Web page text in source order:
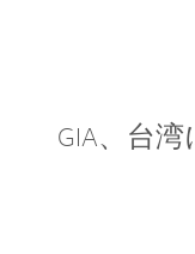
GIA、台